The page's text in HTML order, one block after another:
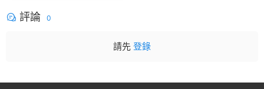
評論 0
請先 登錄